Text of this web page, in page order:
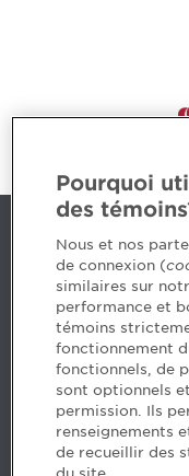
Contact us
5, Place Ville Marie,
H3B 2G2
www.cpaquebec.ca
Questions? Ask
Want to make the
our job offers >
Pourquoi
des
Nous et nos
de connexion (
similaires sur
performance et
témoins
fonctionnement
fonctionnels, de
sont optionnels
permission. Ils
renseignements
de recueillir des